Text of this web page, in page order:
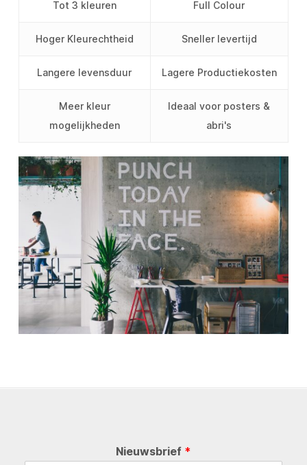
Tot 3 kleuren Full Colour
Hoger Kleurechtheid Sneller levertijd
Langere levensduur Lagere Productiekosten
Meer kleur
mogelijkheden
Ideaal voor posters &
abri's
Nieuwsbrief *